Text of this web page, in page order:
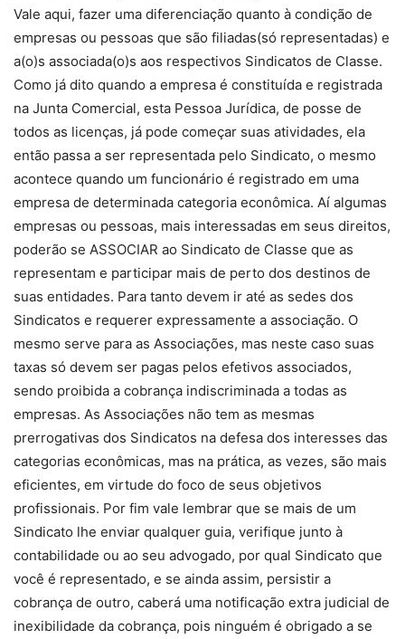
Vale aqui, fazer uma diferenciação quanto à condição de
empresas ou pessoas que são filiadas(só representadas) e
a(o)s associada(o)s aos respectivos Sindicatos de Classe.
Como já dito quando a empresa é constituída e registrada
na Junta Comercial, esta Pessoa Jurídica, de posse de
todos as licenças, já pode começar suas atividades, ela
então passa a ser representada pelo Sindicato, o mesmo
acontece quando um funcionário é registrado em uma
empresa de determinada categoria econômica. Aí algumas
empresas ou pessoas, mais interessadas em seus direitos,
poderão se ASSOCIAR ao Sindicato de Classe que as
representam e participar mais de perto dos destinos de
suas entidades. Para tanto devem ir até as sedes dos
Sindicatos e requerer expressamente a associação. O
mesmo serve para as Associações, mas neste caso suas
taxas só devem ser pagas pelos efetivos associados,
sendo proibida a cobrança indiscriminada a todas as
empresas. As Associações não tem as mesmas
prerrogativas dos Sindicatos na defesa dos interesses das
categorias econômicas, mas na prática, as vezes, são mais
eficientes, em virtude do foco de seus objetivos
profissionais. Por fim vale lembrar que se mais de um
Sindicato lhe enviar qualquer guia, verifique junto à
contabilidade ou ao seu advogado, por qual Sindicato que
você é representado, e se ainda assim, persistir a
cobrança de outro, caberá uma notificação extra judicial de
inexibilidade da cobrança, pois ninguém é obrigado a se